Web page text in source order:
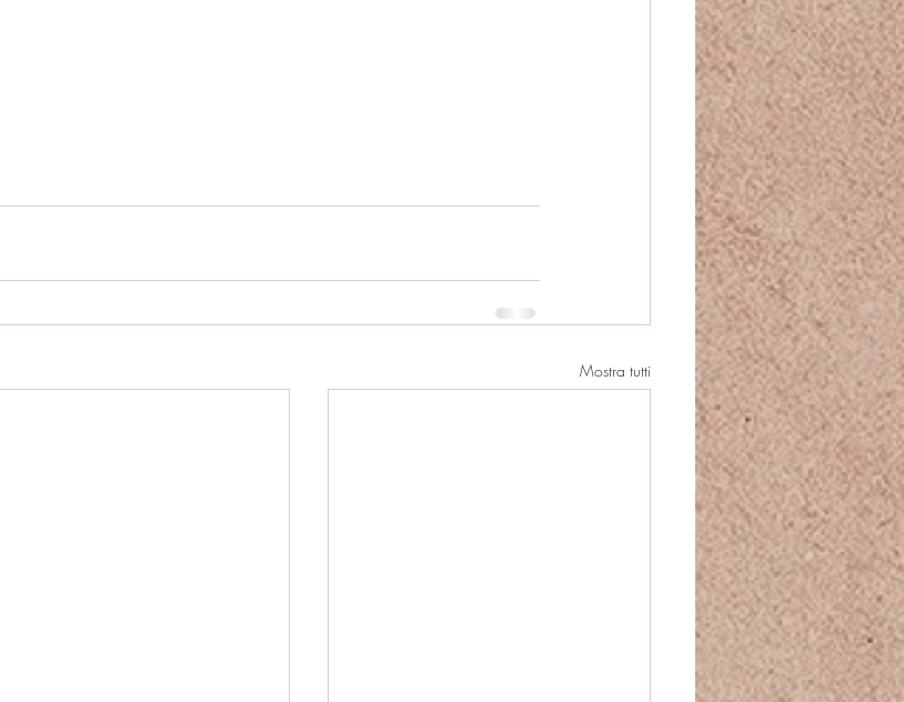
Mostra tutti